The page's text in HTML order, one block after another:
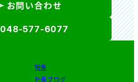
お問い合わせ
048-577-6077
特集
社長ブログ